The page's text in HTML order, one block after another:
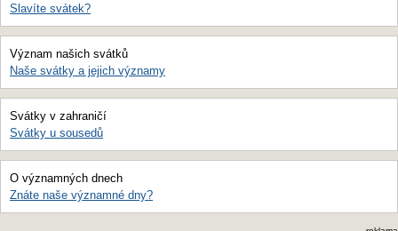
Slavíte svátek?
Význam našich svátků
Naše svátky a jejich významy
Svátky v zahraničí
Svátky u sousedů
O významných dnech
Znáte naše významné dny?